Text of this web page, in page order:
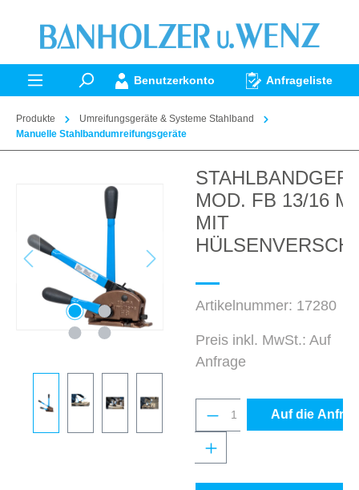
springen
Benutzerkonto Anfrageliste
Produkte
Umreifungsgeräte & Systeme Stahlband
Manuelle Stahlbandumreifungsgeräte
MOD. FB 13/16
MIT
Artikelnummer: 17280
Preis inkl. MwSt.: Auf
Anfrage
Produkt Anzahl:
Auf die